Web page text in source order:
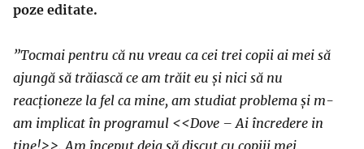
poze editate.
”Tocmai pentru că nu vreau ca cei trei copii ai mei să
ajungă să trăiască ce am trăit eu și nici să nu
reacționeze la fel ca mine, am studiat problema și m-
am implicat în programul <<Dove – Ai încredere in
tine!>>. Am început deja să discut cu copiii mei,